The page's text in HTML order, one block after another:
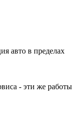
авто в пределах
- эти же работы